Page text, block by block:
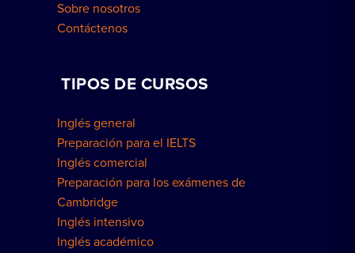
Sobre nosotros
Contáctenos
TIPOS DE CURSOS
Inglés general
Preparación para el IELTS
Inglés comercial
Preparación para los exámenes de
Cambridge
Inglés intensivo
Inglés académico